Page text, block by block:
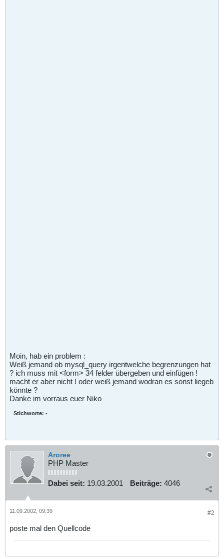
Moin, hab ein problem :
Weiß jemand ob mysql_query irgentwelche begrenzungen hat
? ich muss mit <form> 34 felder übergeben und einfügen !
macht er aber nicht ! oder weiß jemand wodran es sonst liegeb
könnte ?
Danke im vorraus euer Niko
Stichworte: -
Aroree
PHP Master
Dabei seit: 19.03.2001 Beiträge: 4046
#2
11.09.2002, 09:39
poste mal den Quellcode